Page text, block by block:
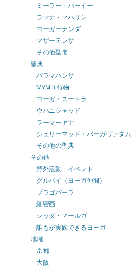
ミーラー・バーイー
ラマナ・マハリシ
ヨーガーナンダ
マザーテレサ
その他聖者
聖典
パラマハンサ
MYM刊行物
ヨーガ・スートラ
ウパニシャッド
ラーマーヤナ
シュリーマッド・バーガヴァタム
その他の聖典
その他
野外活動・イベント
グルバイ（ヨーガ仲間）
ブラゴパーラ
細密画
シッダ・マールガ
誰もが実践できるヨーガ
地域
京都
大阪